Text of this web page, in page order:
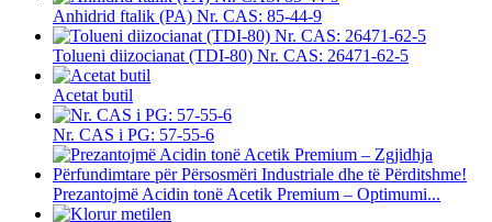
Anhidrid ftalik (PA) Nr. CAS: 85-44-9
Tolueni diizocianat (TDI-80) Nr. CAS: 26471-62-5
Acetat butil
Nr. CAS i PG: 57-55-6
Prezantojmë Acidin tonë Acetik Premium – Optimumi...